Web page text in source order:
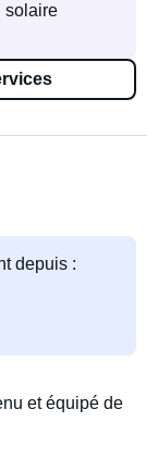
solaire
depuis :
et équipé de